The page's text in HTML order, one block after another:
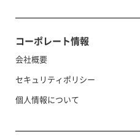
コーポレート情報
会社概要
セキュリティポリシー
個人情報について